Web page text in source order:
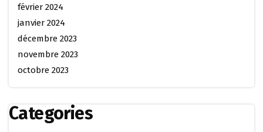
février 2024
janvier 2024
décembre 2023
novembre 2023
octobre 2023
Categories